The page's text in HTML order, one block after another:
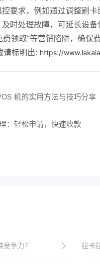
要求，例如通过调整刷
时处理故障，可延长设
领取”等营销陷阱，确保
请标明出: https://
机的实用方法与技巧分享
：轻松申请，快速收款
争力？ 拉卡